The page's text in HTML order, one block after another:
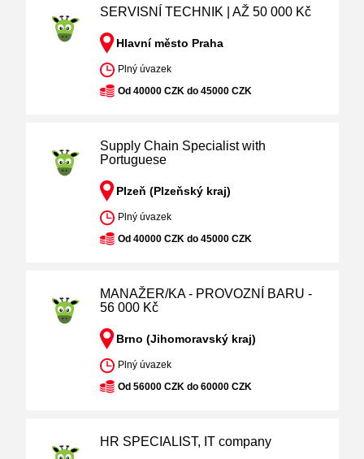
SERVISNÍ TECHNIK | AŽ 50 000 Kč
Hlavní město Praha
Plný úvazek
Od 40000 CZK do 45000 CZK
Supply Chain Specialist with
Portuguese
Plzeň (Plzeňský kraj)
Plný úvazek
Od 40000 CZK do 45000 CZK
MANAŽER/KA - PROVOZNÍ BARU -
56 000 Kč
Brno (Jihomoravský kraj)
Plný úvazek
Od 56000 CZK do 60000 CZK
HR SPECIALIST, IT company